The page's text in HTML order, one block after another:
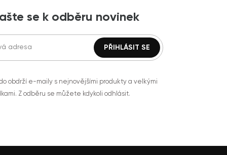
se k odběru novinek
obdrží e-maily s nejnovějšími produkty a velkými
Z odběru se můžete kdykoli odhlásit.